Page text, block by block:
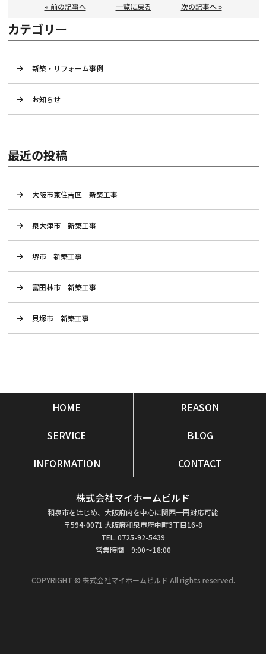
« 前の記事へ 一覧に戻る 次の記事へ »
カテゴリー
新築・リフォーム事例
お知らせ
最近の投稿
大阪市東住吉区 新築工事
泉大津市 新築工事
堺市 新築工事
富田林市 新築工事
貝塚市 新築工事
HOME
REASON
SERVICE
BLOG
INFORMATION
CONTACT
株式会社マイホームビルド
和泉市をはじめ、大阪府内を中心に関西一円対応可能
〒594-0071 大阪府和泉市府中町3丁目16-8
TEL. 0725-92-5439
営業時間｜9:00～18:00
COPYRIGHT © 株式会社マイホームビルド All rights reserved.